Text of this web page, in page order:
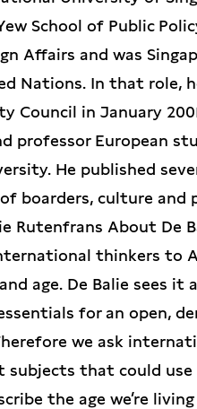
School of Public
Affairs and was
Nations. In that role,
Council in January
professor European
He published
boarders, culture and
Rutenfrans About De
thinkers to
age. De Balie sees it
for an open,
we ask
that could use
the age we’re